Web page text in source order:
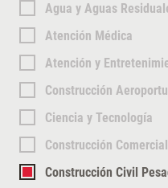
Agua y Aguas
Atención Médica
Atención y
Construcción
Ciencia y Tecnología
Construcción Comercial
Construcción Civil